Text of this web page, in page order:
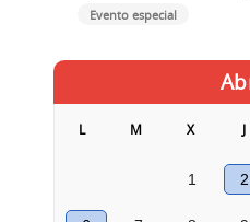
Evento especial
L M X J
1 2